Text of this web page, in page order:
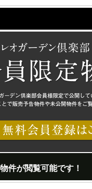
件が閲覧可能です！